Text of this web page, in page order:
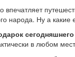
народа. Ну а
в любом